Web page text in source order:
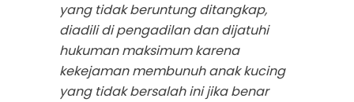
yang tidak beruntung ditangkap,
diadili di pengadilan dan dijatuhi
hukuman maksimum karena
kekejaman membunuh anak kucing
yang tidak bersalah ini jika benar